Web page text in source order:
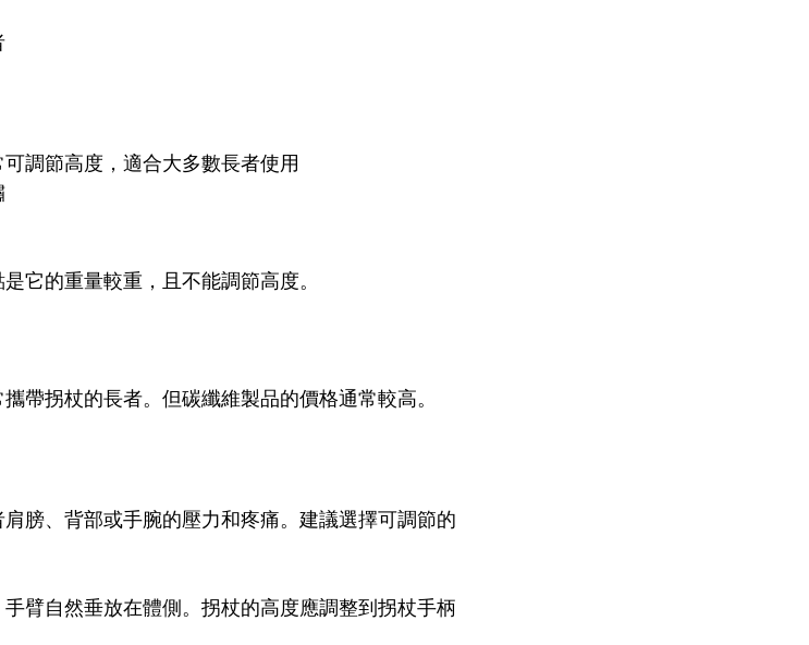
調節高度，適合大多數長者使用
它的重量較重，且不能調節高度。
帶拐杖的長者。但碳纖維製品的價格通常較高。
膀、背部或手腕的壓力和疼痛。建議選擇可調節的
臂自然垂放在體側。拐杖的高度應調整到拐杖手柄